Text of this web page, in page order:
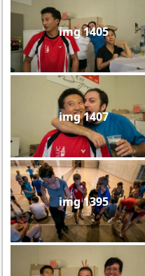
img 1405
img 1407
img 1395